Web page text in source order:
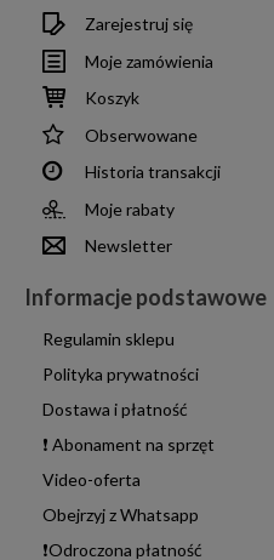
Zarejestruj się
Moje zamówienia
Koszyk
Obserwowane
Historia transakcji
Moje rabaty
Newsletter
Informacje podstawowe
Regulamin sklepu
Polityka prywatności
Dostawa i płatność
❗ Abonament na sprzęt
Video-oferta
Obejrzyj z Whatsapp
❗Odroczona płatność